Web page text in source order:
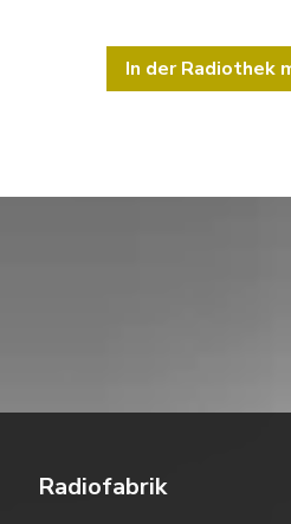
In der Radiothek
Radiofabrik